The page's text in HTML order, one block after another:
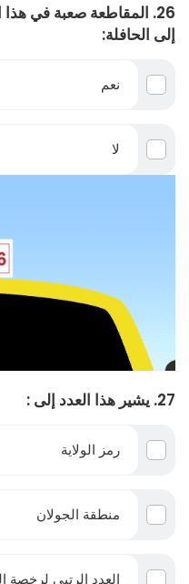
26. المقاطعة صعبة في
إلى الحافلة:
نعم
لا
27. يشير هذا العدد إلى :
رمز الولاية
منطقة الجولان
العدد الرتبي لرخصة